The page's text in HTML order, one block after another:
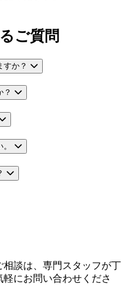
ご質問
すか？
？
談は、専門スタッフが丁
にお問い合わせくださ